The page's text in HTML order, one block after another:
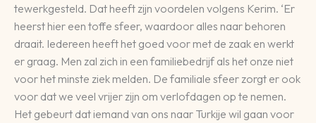
tewerkgesteld. Dat heeft zijn voordelen volgens Kerim. ‘Er
heerst hier een toffe sfeer, waardoor alles naar behoren
draait. Iedereen heeft het goed voor met de zaak en werkt
er graag. Men zal zich in een familiebedrijf als het onze niet
voor het minste ziek melden. De familiale sfeer zorgt er ook
voor dat we veel vrijer zijn om verlofdagen op te nemen.
Het gebeurt dat iemand van ons naar Turkije wil gaan voor